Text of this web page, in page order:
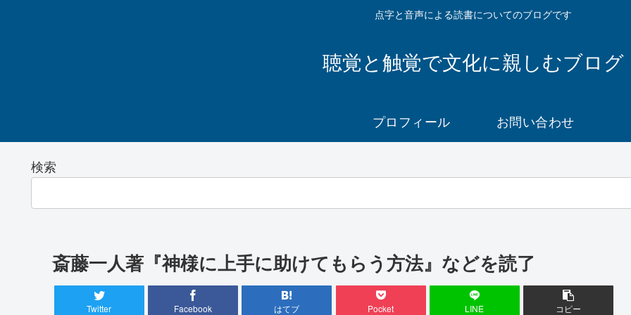
点字と音声による読書についてのブログです
聴覚と触覚で文化に親しむブログ
プロフィール お問い合わせ
検索
斎藤一人著『神様に上手に助けてもらう方法』などを読了
Twitter Facebook はてブ Pocket LINE コピー